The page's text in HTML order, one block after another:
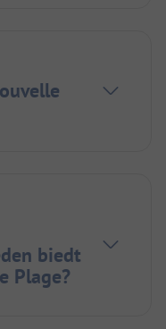
biedt
Plage?